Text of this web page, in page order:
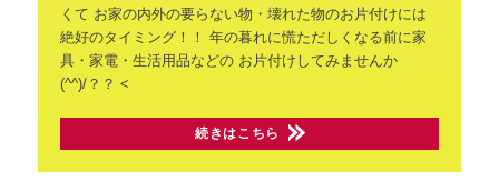
くて お家の内外の要らない物・壊れた物のお片付けには
絶好のタイミング！！ 年の暮れに慌ただしくなる前に家
具・家電・生活用品などのお片付けしてみませんか
(^^)/？？ <
続きはこちら